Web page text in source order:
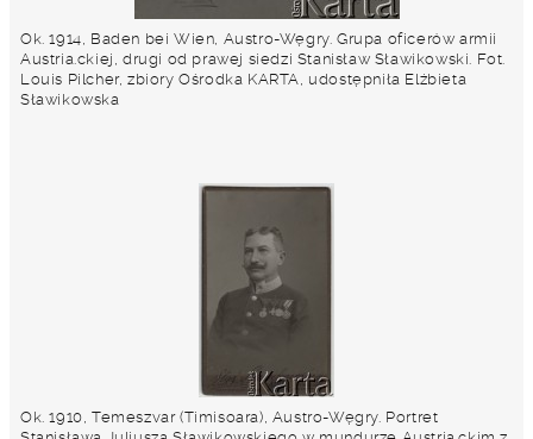
Ok. 1914, Baden bei Wien, Austro-Węgry. Grupa oficerów armii
Austria.ckiej, drugi od prawej siedzi Stanisław Sławikowski. Fot.
Louis Pilcher, zbiory Ośrodka KARTA, udostępniła Elżbieta
Sławikowska
Ok. 1910, Temeszvar (Timisoara), Austro-Węgry. Portret